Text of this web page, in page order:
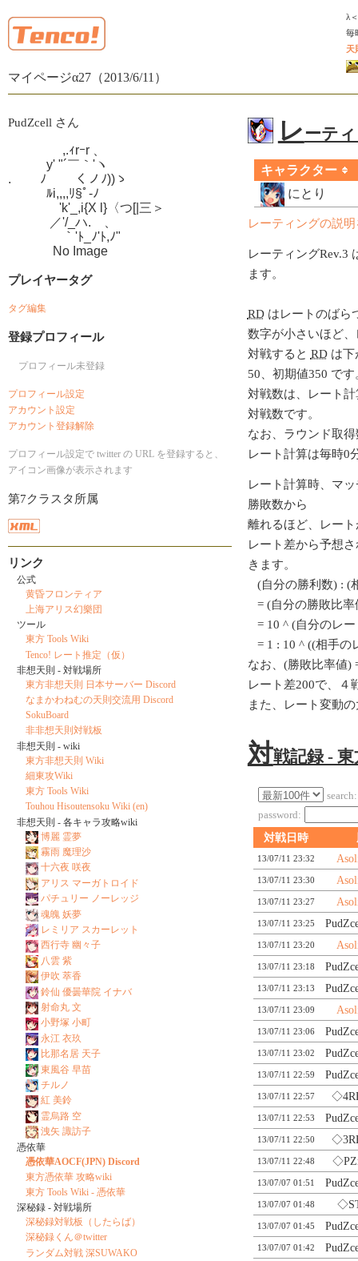
マイページα27（2013/6/11）
λ
毎
天
レ ーテ
キャラクター
にとり
レーティングの説
レーティングRev.3
ます。
RDはレートのばら
数字が小さいほど
対戦すると RDは下
50、初期値350 です
対戦数は、レート
対戦数です。
なお、ラウンド取
レート計算は毎時0
レート計算時、マ
勝敗数から
離れるほど、レー
レート差から予想
きます。
(自分の勝利数) : (
= (自分の勝敗比率
= 10 ^ (自分のレー
= 1 : 10 ^ ((相手の
なお、(勝敗比率値)
レート差200で、４
また、レート変動
対戦記録 -
search:
password:
対戦日時
13/07/11 23:32
13/07/11 23:30
13/07/11 23:27
13/07/11 23:25
13/07/11 23:20
13/07/11 23:18
13/07/11 23:13
13/07/11 23:09
13/07/11 23:06
13/07/11 23:02
13/07/11 22:59
13/07/11 22:57
13/07/11 22:53
13/07/11 22:50
13/07/11 22:48
13/07/07 01:51
13/07/07 01:48
13/07/07 01:45
13/07/07 01:42
PudZcell さん
,.ｨrｰr 、
y' "´￣｀'ヽ
.　　 ﾉ　　 くノﾉ))ゝ
ﾙi,,,,ﾘ§ﾟ-ﾉ
'k'_,i{X l}〈つ[|三＞
／'/_ハ.ゝ、
｀'ﾄ_ﾉ'ﾄ,ﾉ"
No Image
プレイヤータグ
タグ編集
登録プロフィール
プロフィール未登録
プロフィール設定
アカウント設定
アカウント登録解除
プロフィール設定で twitter の URL を登録すると、
アイコン画像が表示されます
第7クラスタ所属
リンク
公式
黄昏フロンティア
上海アリス幻樂団
ツール
東方 Tools Wiki
Tenco! レート推定（仮）
非想天則 - 対戦場所
東方非想天則 日本サーバー Discord
なまかわねむの天則交流用 Discord
SokuBoard
非非想天則対戦板
非想天則 - wiki
東方非想天則 Wiki
細東攻Wiki
東方 Tools Wiki
Touhou Hisoutensoku Wiki (en)
非想天則 - 各キャラ攻略wiki
博麗 霊夢
霧雨 魔理沙
十六夜 咲夜
アリス マーガトロイド
パチュリー ノーレッジ
魂魄 妖夢
レミリア スカーレット
西行寺 幽々子
八雲 紫
伊吹 萃香
鈴仙 優曇華院 イナバ
射命丸 文
小野塚 小町
永江 衣玖
比那名居 天子
東風谷 早苗
チルノ
紅 美鈴
霊烏路 空
洩矢 諏訪子
憑依華
憑依華AOCF(JPN) Discord
東方憑依華 攻略wiki
東方 Tools Wiki - 憑依華
深秘録 - 対戦場所
深秘録対戦板（したらば）
深秘録くん＠twitter
ランダム対戦 深SUWAKO